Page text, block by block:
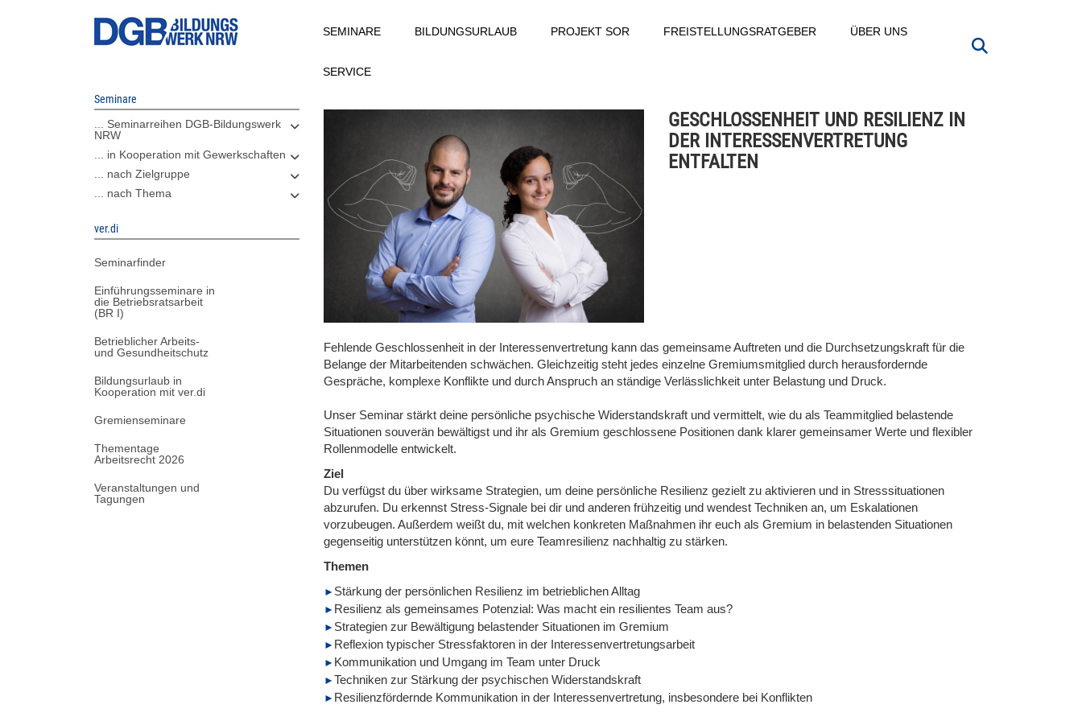
SEMINARE BILDUNGSURLAUB PROJEKT SOR FREISTELLUNGSRATGEBER ÜBER UNS
SERVICE
Seminare
... Seminarreihen DGB-Bildungswerk
NRW
... in Kooperation mit Gewerkschaften
... nach Zielgruppe
... nach Thema
ver.di
Seminarfinder
Einführungsseminare in
die Betriebsratsarbeit
(BR I)
Betrieblicher Arbeits-
und Gesundheitschutz
Bildungsurlaub in
Kooperation mit ver.di
Gremienseminare
Thementage
Arbeitsrecht 2026
Veranstaltungen und
Tagungen
GESCHLOSSENHEIT UND RESILIENZ IN
DER INTERESSENVERTRETUNG
ENTFALTEN
Fehlende Geschlossenheit in der Interessenvertretung kann das gemeinsame Auftreten und die Durchsetzungskraft für die
Belange der Mitarbeitenden schwächen. Gleichzeitig steht jedes einzelne Gremiumsmitglied durch herausfordernde
Gespräche, komplexe Konflikte und durch Anspruch an ständige Verlässlichkeit unter Belastung und Druck.
Unser Seminar stärkt deine persönliche psychische Widerstandskraft und vermittelt, wie du als Teammitglied belastende
Situationen souverän bewältigst und ihr als Gremium geschlossene Positionen dank klarer gemeinsamer Werte und flexibler
Rollenmodelle entwickelt.
Ziel
Du verfügst du über wirksame Strategien, um deine persönliche Resilienz gezielt zu aktivieren und in Stresssituationen
abzurufen. Du erkennst Stress-Signale bei dir und anderen frühzeitig und wendest Techniken an, um Eskalationen
vorzubeugen. Außerdem weißt du, mit welchen konkreten Maßnahmen ihr euch als Gremium in belastenden Situationen
gegenseitig unterstützen könnt, um eure Teamresilienz nachhaltig zu stärken.
Themen
Stärkung der persönlichen Resilienz im betrieblichen Alltag
Resilienz als gemeinsames Potenzial: Was macht ein resilientes Team aus?
Strategien zur Bewältigung belastender Situationen im Gremium
Reflexion typischer Stressfaktoren in der Interessenvertretungsarbeit
Kommunikation und Umgang im Team unter Druck
Techniken zur Stärkung der psychischen Widerstandskraft
Resilienzfördernde Kommunikation in der Interessenvertretung, insbesondere bei Konflikten